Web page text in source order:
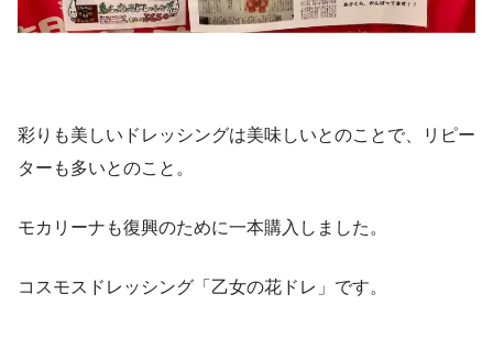
彩りも美しいドレッシングは美味しいとのことで、リピー
ターも多いとのこと。
モカリーナも復興のために一本購入しました。
コスモスドレッシング「乙女の花ドレ」です。